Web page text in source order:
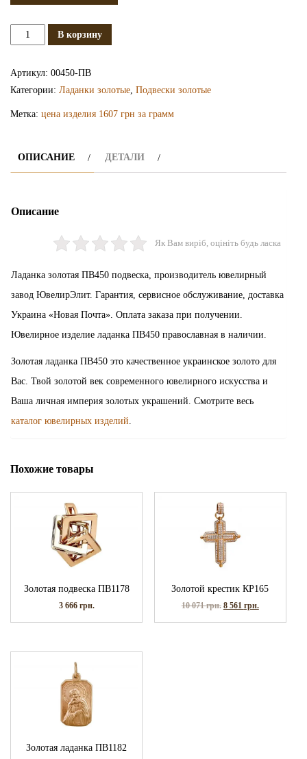
КоличествоВ корзину
Артикул: 00450-ПВ
Категории: Ладанки золотые, Подвески золотые
Метка: цена изделия 1607 грн за грамм
ОПИСАНИЕ ДЕТАЛИ
Описание
Як Вам виріб, оцініть будь ласка
Ладанка золотая ПВ450 подвеска, производитель ювелирный
завод ЮвелирЭлит. Гарантия, сервисное обслуживание, доставка
Украина «Новая Почта». Оплата заказа при получении.
Ювелирное изделие ладанка ПВ450 православная в наличии.
Золотая ладанка ПВ450 это качественное украинское золото для
Вас. Твой золотой век современного ювелирного искусства и
Ваша личная империя золотых украшений. Смотрите весь
каталог ювелирных изделий
Похожие товары
Золотая подвеска ПВ1178
3 666 грн.
Золотой крестик КР165
10 071грн. 8 561 грн.
Золотая ладанка ПВ1182